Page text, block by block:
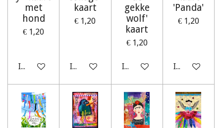
met
hond
€ 1,20
In winkelwagen
kaart
€ 1,20
In winkelwagen
gekke
wolf'
kaart
€ 1,20
In winkelwagen
'Panda'
€ 1,20
In